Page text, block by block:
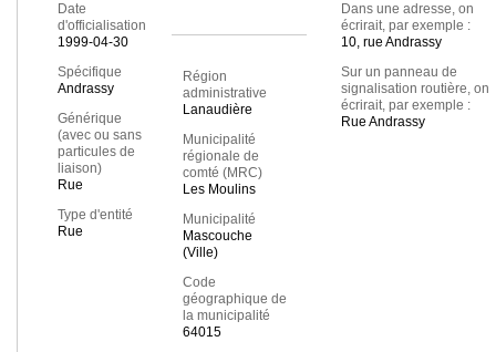
Date
d'officialisation
1999-04-30
Spécifique
Andrassy
Générique
(avec ou sans
particules de
liaison)
Rue
Type d'entité
Rue
Région
administrative
Lanaudière
Municipalité
régionale de
comté (MRC)
Les Moulins
Municipalité
Mascouche
(Ville)
Code
géographique de
la municipalité
64015
Dans une adresse, on
écrirait, par exemple :
10, rue Andrassy
Sur un panneau de
signalisation routière, on
écrirait, par exemple :
Rue Andrassy